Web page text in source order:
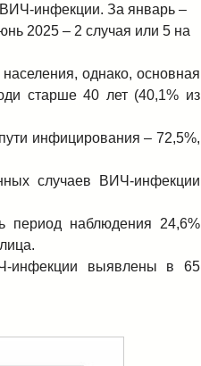
инфекции. За январь –
2025 – 2 случая или 5 на
однако, основная
старше 40 лет (40,1% из
инфицирования – 72,5%,
случаев ВИЧ-инфекции
период наблюдения 24,6%
инфекции выявлены в 65